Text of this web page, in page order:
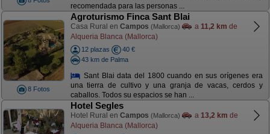
recomendada para las personas ...
8 Fotos
Agroturismo Finca Sant Blai
Casa Rural en Campos (Mallorca) a 11,2 km de
Alqueria Blanca (Mallorca)
12 plazas
40 €
43 km de Palma
Sant Blai data del 1800 cuando en sus orígenes era
una tierra de cultivo y una granja de vacas, cerdos y
caballos. Todos su espacios se han ...
Hotel Segles
Hotel Rural en Campos (Mallorca) a 13,2 km de
Alqueria Blanca (Mallorca)